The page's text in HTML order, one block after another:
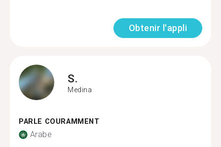
Obtenir l'appli
S.
Medina
PARLE COURAMMENT
Arabe